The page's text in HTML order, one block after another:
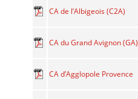
CA de l’Albigeois (C2A)
CA du Grand Avignon (GA)
CA d’Agglopole Provence